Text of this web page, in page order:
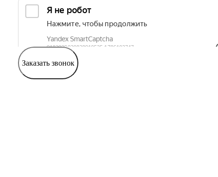
Заказать звонок